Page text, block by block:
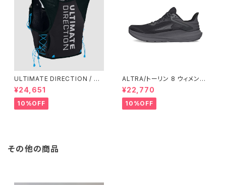
ULTIMATE DIRECTION / ア
ルティメット ディレクション XO
DUS VEST（エクソドス ベスト）
メンズ / ONYX
¥24,651
10%OFF
ALTRA/トーリン 8 ウィメン
ズ Black/Black
¥22,770
10%OFF
その他の商品